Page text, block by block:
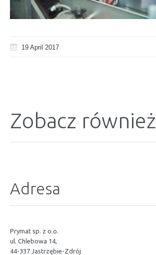
19 April 2017
Zobacz również
Adresa
Prymat sp. z o.o.
ul. Chlebowa 14,
44-337 Jastrzębie-Zdrój